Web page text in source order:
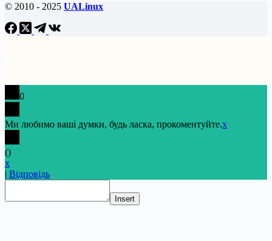
© 2010 - 2025 UALinux
0
Ми любимо ваші думки, будь ласка, прокоментуйте.x
()
x
| Відповідь
Insert